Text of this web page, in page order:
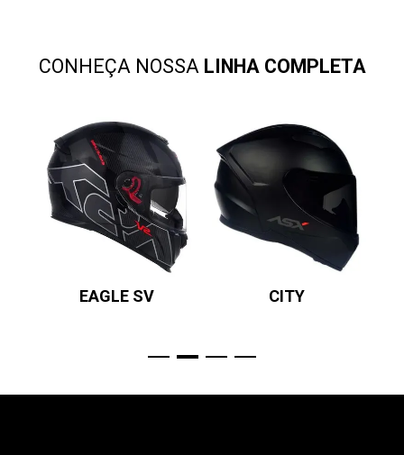
CONHEÇA NOSSA LINHA COMPLETA
EAGLE SV CITY